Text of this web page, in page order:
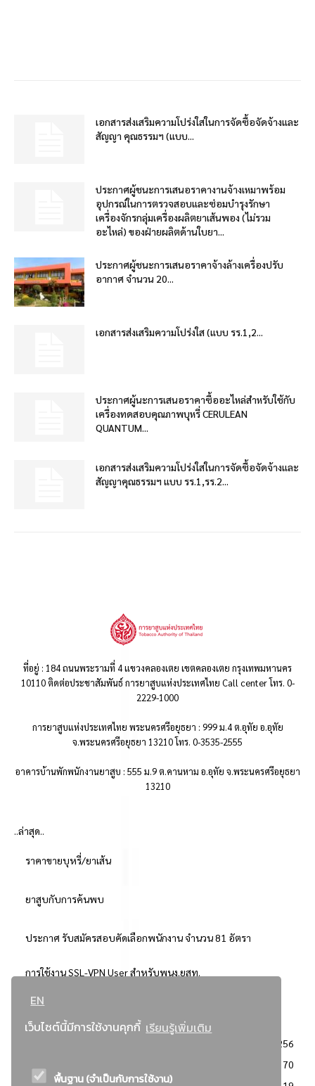
EN
เว็บไซต์นี้มีการใช้งานคุกกี้ เรียนรู้เพิ่มเติม
พื้นฐาน (จำเป็นกับการใช้งาน)
เอกสารส่งเสริมความโปร่งใสในการจัดซื้อจัดจ้างและ
สัญญา คุณธรรมฯ (แบบ...
ประกาศผู้ชนะการเสนอราคางานจ้างเหมาพร้อม
อุปกรณ์ในการตรวจสอบและซ่อมบำรุงรักษา
เครื่องจักรกลุ่มเครื่องผลิตยาเส้นพอง (ไม่รวม
อะไหล่) ของฝ่ายผลิตด้านใบยา...
ประกาศผู้ชนะการเสนอราคาจ้างล้างเครื่องปรับ
อากาศ จำนวน 20...
เอกสารส่งเสริมความโปร่งใส (แบบ รร.1,2...
ประกาศผู้นะการเสนอราคาซื้ออะไหล่สำหรับใช้กับ
เครื่องทดสอบคุณภาพบุหรี่ CERULEAN
QUANTUM...
เอกสารส่งเสริมความโปร่งใสในการจัดซื้อจัดจ้างและ
สัญญาคุณธรรมฯ แบบ รร.1,รร.2...
ที่อยู่ : 184 ถนนพระรามที่ 4 แขวงคลองเตย เขตคลองเตย กรุงเทพมหานคร
10110 ติดต่อประชาสัมพันธ์ การยาสูบแห่งประเทศไทย Call center โทร. 0-
2229-1000
การยาสูบแห่งประเทศไทย พระนครศรีอยุธยา : 999 ม.4 ต.อุทัย อ.อุทัย
จ.พระนครศรีอยุธยา 13210 โทร. 0-3535-2555
อาคารบ้านพักพนักงานยาสูบ : 555 ม.9 ต.คานหาม อ.อุทัย จ.พระนครศรีอยุธยา
13210
..ล่าสุด..
ราคาขายบุหรี่/ยาเส้น
ยาสูบกับการค้นพบ
ประกาศ รับสมัครสอบคัดเลือกพนักงาน จำนวน 81 อัตรา
การใช้งาน SSL-VPN User สำหรับพนง.ยสท.
..ยอดนิยม..
3256
2370